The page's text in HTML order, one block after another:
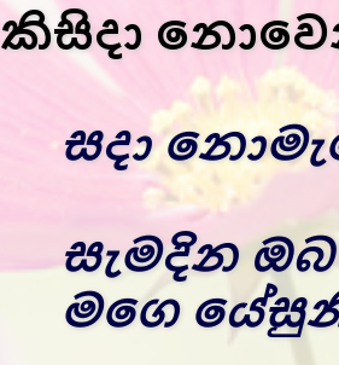
කිසිදා
සදා
සැමදින ඔබ
මගෙ